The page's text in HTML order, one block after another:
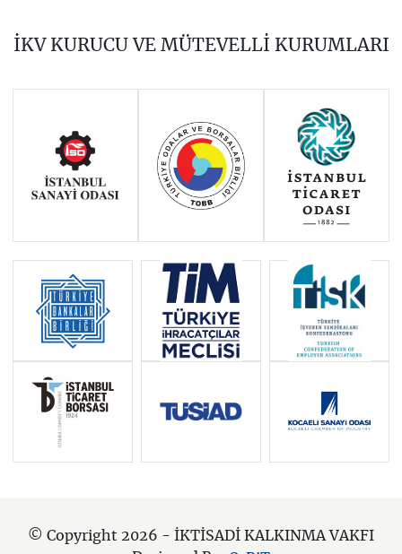
İKV KURUCU VE MÜTEVELLİ KURUMLARI
© Copyright 2026 - İKTİSADİ KALKINMA VAKFI